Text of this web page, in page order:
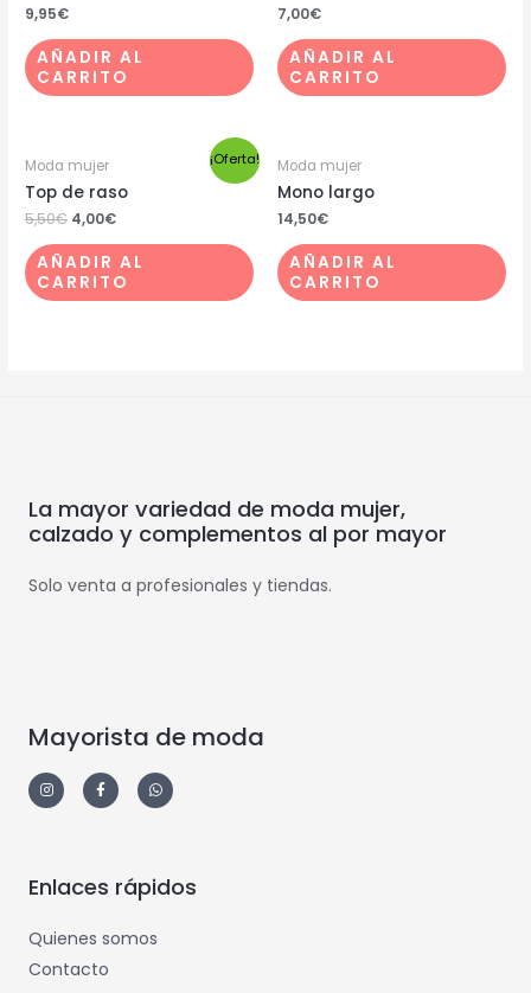
9,95€
AÑADIR AL
CARRITO
7,00€
AÑADIR AL
CARRITO
¡Oferta!
Moda mujer
Top de raso
5,50€ 4,00€
AÑADIR AL
CARRITO
Moda mujer
Mono largo
14,50€
AÑADIR AL
CARRITO
La mayor variedad de moda mujer,
calzado y complementos al por mayor
Solo venta a profesionales y tiendas.
Mayorista de moda
Enlaces rápidos
Quienes somos
Contacto